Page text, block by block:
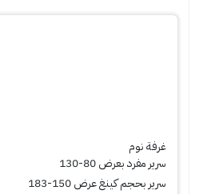
غرفة نوم
سرير مفرد بعرض 80-130
سرير بحجم كينغ عرض 150-183